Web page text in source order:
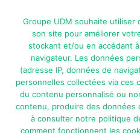
NOS
NOS
Groupe UDM souhaite utiliser
son site pour améliorer
stockant et/ou en accédant
navigateur. Les données
(adresse IP, données de
personnelles collectées via
du contenu personnalisé ou
contenu, produire des données
à consulter notre politique
comment fonctionnent les